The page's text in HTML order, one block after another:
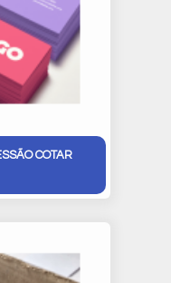
COTAR